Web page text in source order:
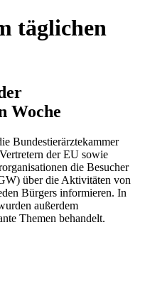
täglichen
Woche
Bundestierärztekammer
der EU sowie
die Besucher
über die Aktivitäten von
Bürgers informieren. In
außerdem
Themen behandelt.